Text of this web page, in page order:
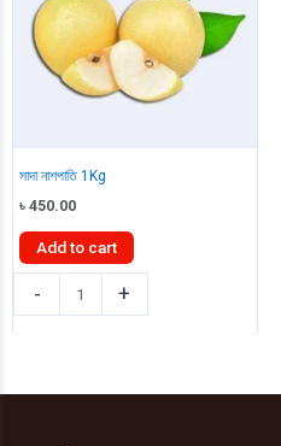
সাদা নাশপাতি 1Kg
৳ 450.00
Add to cart
-
নাশপাতি
+